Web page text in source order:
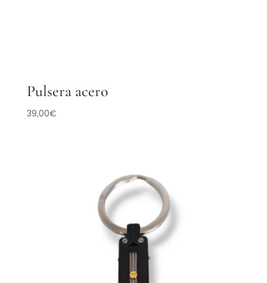
Pulsera acero
39,00€